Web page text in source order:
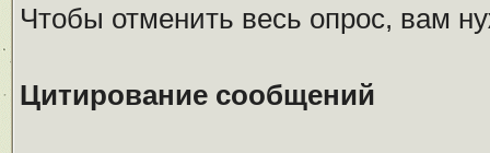
Чтобы отменить весь опрос, вам
Цитирование сообщений